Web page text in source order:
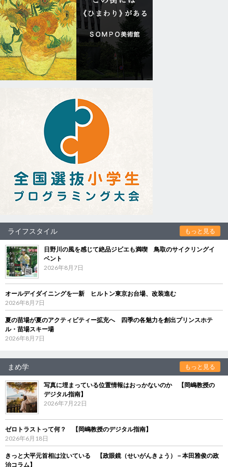
ライフスタイル もっと見る
日野川の風を感じて絶品ジビエも満喫 鳥取のサイクリングイ
ベント
2026年8月7日
オールデイダイニングを一新 ヒルトン東京お台場、改装進む
2026年8月7日
夏の苗場が夏のアクティビティー拡充へ 四季の各魅力を創出プリンスホテ
ル・苗場スキー場
2026年8月7日
まめ学 もっと見る
写真に埋まっている位置情報はおっかないのか 【岡嶋教授の
デジタル指南】
2026年7月22日
ゼロトラストって何？ 【岡嶋教授のデジタル指南】
2026年6月18日
きっと大平元首相は泣いている 【政眼鏡（せいがんきょう）－本田雅俊の政
治コラム】